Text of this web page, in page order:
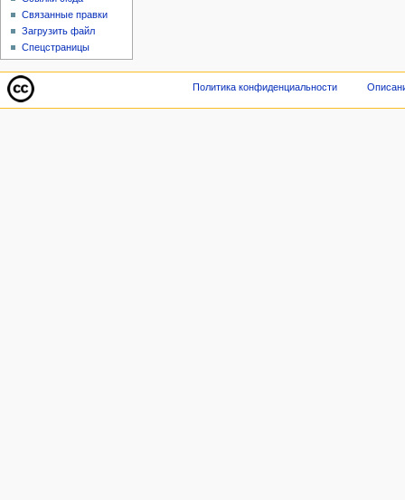
Связанные правки
Загрузить файл
Спецстраницы
Политика конфиденциальности